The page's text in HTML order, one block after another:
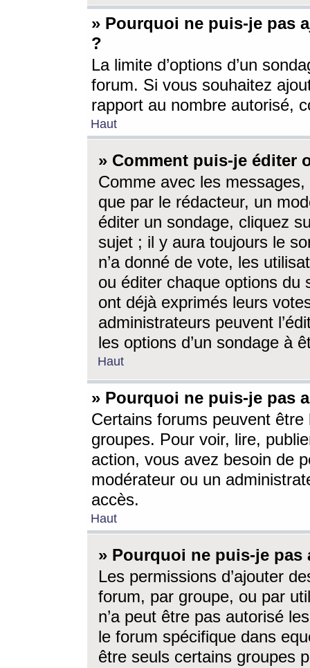
» Pourquoi ne puis-je pas
?
La limite d’options d’un
forum. Si vous souhaitez
rapport au nombre autorisé,
Haut
» Comment puis-je éditer
Comme avec les
que par le rédacteur, un
éditer un sondage, cliquez
sujet ; il y aura toujours le
n’a donné de vote, les
ou éditer chaque options du
ont déjà exprimés leurs
administrateurs peuvent
les options d’un sondage à
Haut
» Pourquoi ne puis-je pas
Certains forums peuvent être
groupes. Pour voir, lire,
action, vous avez besoin de
modérateur ou un
accès.
Haut
» Pourquoi ne puis-je
Les permissions d’ajouter
forum, par groupe, ou par
n’a peut être pas autorisé
le forum spécifique dans
être seuls certains groupes